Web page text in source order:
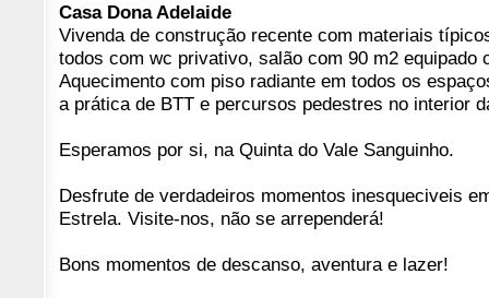
Casa Dona Adelaide
Vivenda de construção recente com materiais
todos com wc privativo, salão com 90 m2 equipado
Aquecimento com piso radiante em todos os
a prática de BTT e percursos pedestres no interior
Esperamos por si, na Quinta do Vale Sanguinho.
Desfrute de verdadeiros momentos inesqueciveis
Estrela. Visite-nos, não se arrependerá!
Bons momentos de descanso, aventura e lazer!